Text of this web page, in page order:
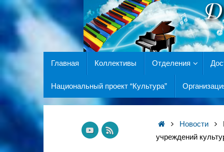
Главная Коллективы Отделения
Национальный проект “Культура”
Новости
учреждений